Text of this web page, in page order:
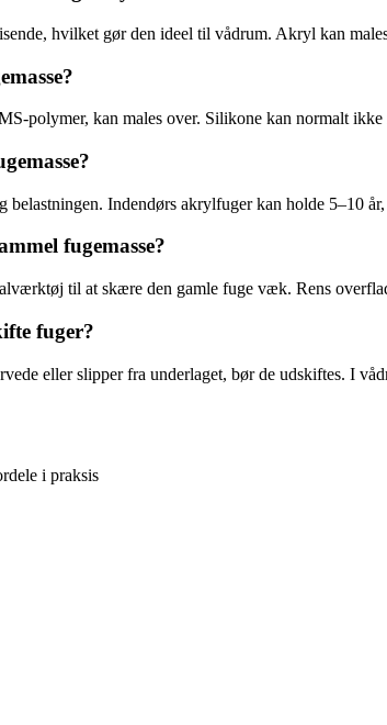
hvilket gør den ideel til vådrum. Akryl kan
polymer, kan males over. Silikone kan normalt
Indendørs akrylfuger kan holde 5–10
fugemasse?
til at skære den gamle fuge væk. Rens
fuger?
eller slipper fra underlaget, bør de udskiftes. I
i praksis